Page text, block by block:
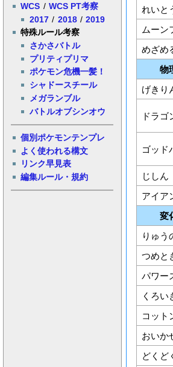
WCS / WCS PT考察
2017 / 2018 / 2019
特殊ルール考察
さかさバトル
プリティプリマ
ポケモン危機一髪！
シャドースチール
メガランブル
バトルオブシンオウ
個別ポケモンテンプレ
よく使われる構文
リンク早見表
編集ルール・規約
れいと
ムーン
めざめ
物
げきり
ドラゴ
ゴッド
じしん
アイア
変
りゅう
つめと
パワー
くろい
コット
おいか
どくど